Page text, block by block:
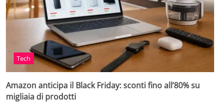
Tech
Amazon anticipa il Black Friday: sconti fino all’80% su
migliaia di prodotti